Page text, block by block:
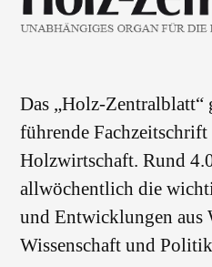
Das „Holz-Zentralblatt“
führende
Holzwirtschaft. Rund
allwöchentlich die
und Entwicklungen aus
Wissenschaft und